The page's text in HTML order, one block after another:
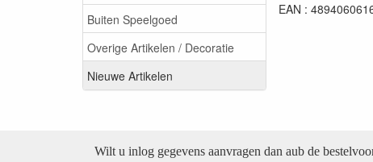
Buiten Speelgoed
Overige Artikelen / Decoratie
Nieuwe Artikelen
EAN :
Wilt u inlog gegevens aanvragen dan aub de